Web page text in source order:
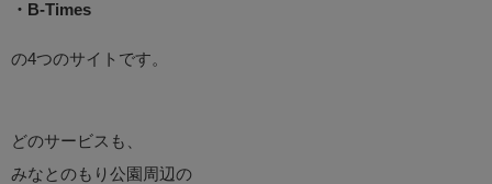
・B-Times
の4つのサイトです。
どのサービスも、
みなとのもり公園周辺の